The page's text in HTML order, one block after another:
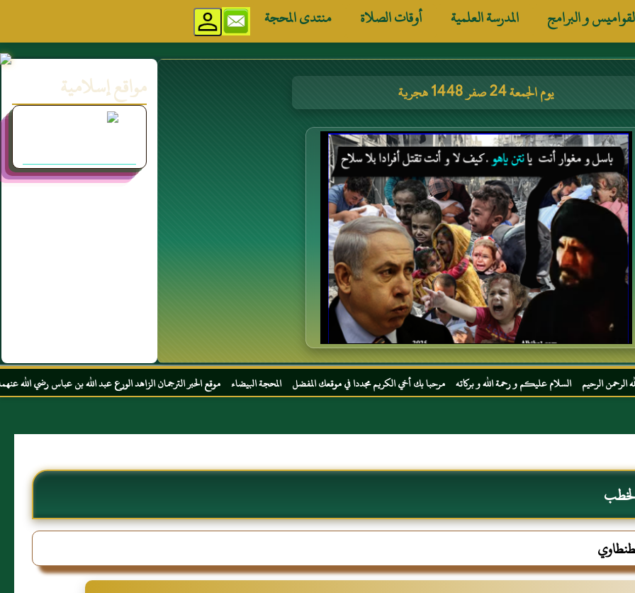
و البرامج المدرسة العلمية أوقات الصلاة منتدى المحجة
يوم الجمعة 24 صفر 1448 هجرية مواقع إسلامية
السلام عليكم و رحمة الله و بركاته مرحبا بك أخي الكريم مجددا في موقعك المفضل المحجة البيضاء موقع الحبر الترجمان الزاهد الورع عبد الله بن عباس رضي الله عنهما